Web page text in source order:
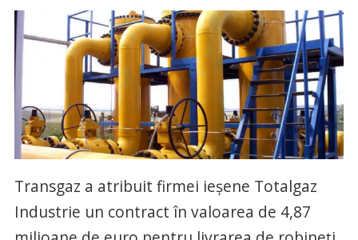
Transgaz a atribuit firmei ieşene Totalgaz
Industrie un contract în valoarea de 4,87